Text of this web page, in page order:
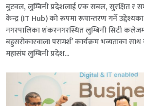
बुटवल, लुम्बिनी प्रदेशलाई एक सबल, सुरक्षित र
केन्द्र (IT Hub) को रूपमा रूपान्तरण गर्ने उद्देश्यका
नगरपालिका शंकरनगरस्थित लुम्बिनी सिटी
बहुसरोकारवाला परामर्श’ कार्यक्रम भव्यताका
महासंघ लुम्बिनी प्रदेश...